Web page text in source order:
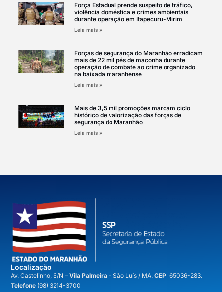
Força Estadual prende suspeito de tráfico,
violência doméstica e crimes ambientais
durante operação em Itapecuru-Mirim
Leia mais »
Forças de segurança do Maranhão erradicam
mais de 22 mil pés de maconha durante
operação de combate ao crime organizado
na baixada maranhense
Leia mais »
Mais de 3,5 mil promoções marcam ciclo
histórico de valorização das forças de
segurança do Maranhão
Leia mais »
Localização
Av. Castelinho, S/N –Vila Palmeira– São Luís / MA.CEP: 65036-283.
Telefone (98) 3214-3700